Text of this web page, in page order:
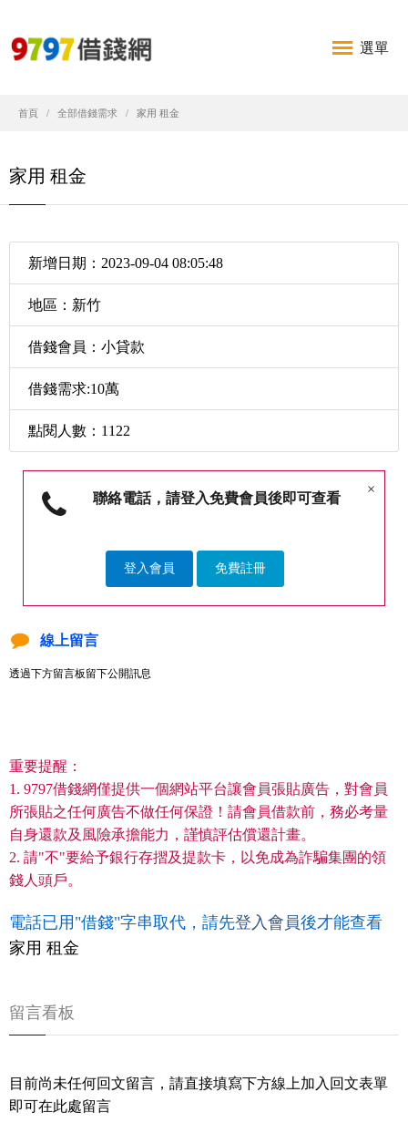
選單
首頁 全部借錢需求 家用 租金
家用 租金
新增日期：2023-09-04 08:05:48
地區：新竹
借錢會員：小貸款
借錢需求:10萬
點閱人數：1122
×
聯絡電話，請登入免費會員後即可查看
登入會員 免費註冊
線上留言
透過下方留言板留下公開訊息
重要提醒：
1. 9797借錢網僅提供一個網站平台讓會員張貼廣告，對會員
所張貼之任何廣告不做任何保證！請會員借款前，務必考量
自身還款及風險承擔能力，謹慎評估償還計畫。
2. 請"不"要給予銀行存摺及提款卡，以免成為詐騙集團的領
錢人頭戶。
電話已用"借錢"字串取代，請先登入會員後才能查看
家用 租金
留言看板
目前尚未任何回文留言，請直接填寫下方線上加入回文表單
即可在此處留言